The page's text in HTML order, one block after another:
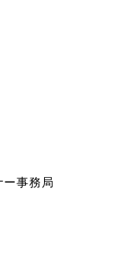
ー事務局